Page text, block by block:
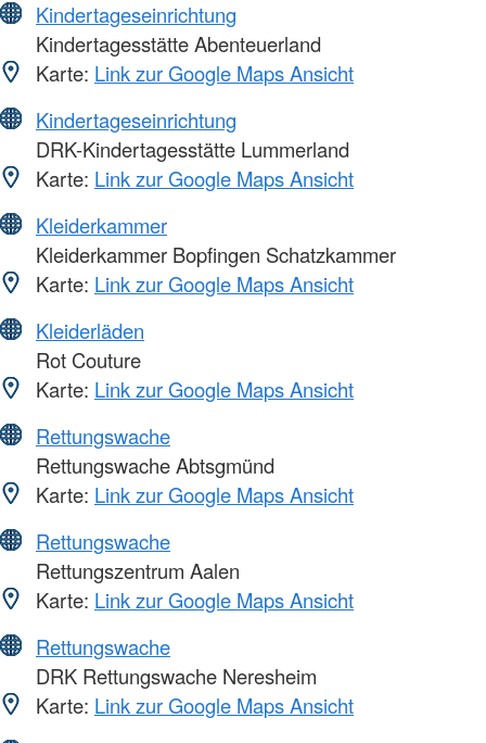
Kindertageseinrichtung
Kindertagesstätte Abenteuerland
Karte: Link zur Google Maps Ansicht
Kindertageseinrichtung
DRK-Kindertagesstätte Lummerland
Karte: Link zur Google Maps Ansicht
Kleiderkammer
Kleiderkammer Bopfingen Schatzkammer
Karte: Link zur Google Maps Ansicht
Kleiderläden
Rot Couture
Karte: Link zur Google Maps Ansicht
Rettungswache
Rettungswache Abtsgmünd
Karte: Link zur Google Maps Ansicht
Rettungswache
Rettungszentrum Aalen
Karte: Link zur Google Maps Ansicht
Rettungswache
DRK Rettungswache Neresheim
Karte: Link zur Google Maps Ansicht